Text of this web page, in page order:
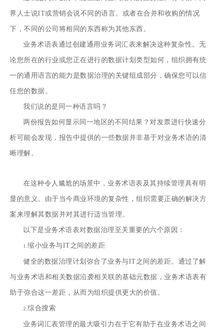
界人士说IT或营销会说不同的语言。或者在合并和收购 的情况
下，不同的公司将相同的东西称为其他东西。
业务术语表通过创建通用业务词汇表来解决这种复杂性。无
论您所在的行业或您正在进行的数据计划类型如何，组织拥有统
一的通用语言的能力是数据治理的关键组成部分，确保您可以信
任您的数据。
我们说的是同一种语言吗？
两份报告如何显示同一地区的不同结果？对发票进行快速分
析可能会发现，报告中提供的一些数据并非基于对业务术语的清
晰理解。
在这种令人尴尬的场景中，业务术语表及其持续管理具有明
显的意义。由于当今商业环境的复杂性，组织需要正确的解决方
案来理解其数据并对其进行适当管理。
以下是业务术语表对数据治理至关重要的六个原因：
1.缩小业务与IT之间的差距
健全的数据治理计划弥合了业务与IT之间的差距。通过了解
与业务术语和相关数据沿袭相关联的基础元数据，业务术语表有
助于弥合这一差距，从而为组织提供更大的价值。
2.综合搜索
业务词汇表管理的最大吸引力在于它有助于在业务术语之间